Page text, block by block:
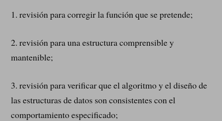
1. revisión para corregir la función que se pretende;
2. revisión para una estructura comprensible y
mantenible;
3. revisión para verificar que el algoritmo y el diseño de
las estructuras de datos son consistentes con el
comportamiento especificado;